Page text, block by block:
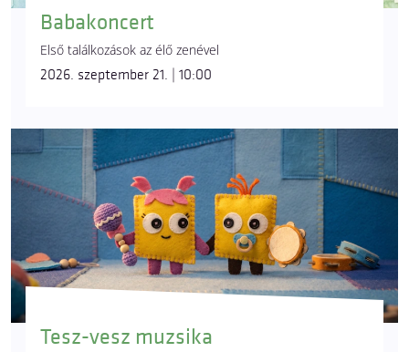
Babakoncert
Első találkozások az élő zenével
2026. szeptember 21. | 10:00
Tesz-vesz muzsika